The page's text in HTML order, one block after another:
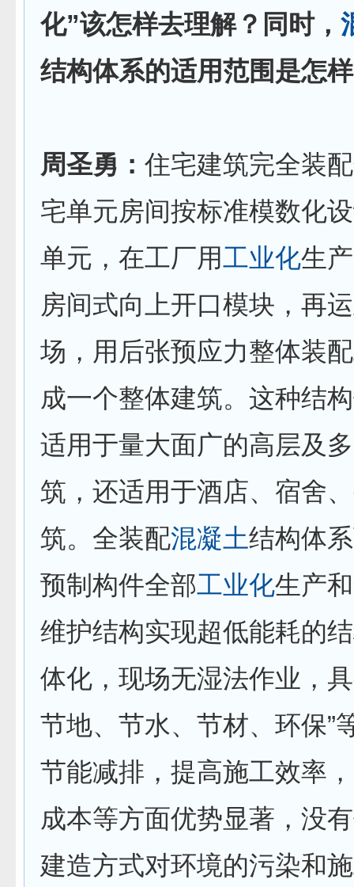
化”该怎样去理解？同时，
结构体系的适用范围是怎
周圣勇： 住宅建筑完全装
宅单元房间按标准模数化
单元，在工厂用工业化生
房间式向上开口模块，再
场，用后张预应力整体装
成一个整体建筑。这种结
适用于量大面广的高层及
筑，还适用于酒店、宿舍
筑。全装配混凝土结构体
预制构件全部工业化生产
维护结构实现超低能耗的
体化，现场无湿法作业，
节地、节水、节材、环保”
节能减排，提高施工效率
成本等方面优势显著，没
建造方式对环境的污染和